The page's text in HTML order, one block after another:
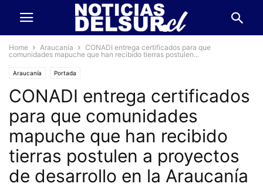
Home Araucanía
CONADI entrega certificados para que
comunidades mapuche que han recibido tierras postulen...
Araucanía Portada
CONADI entrega certificados
para que comunidades
mapuche que han recibido
tierras postulen a proyectos
de desarrollo en la Araucanía